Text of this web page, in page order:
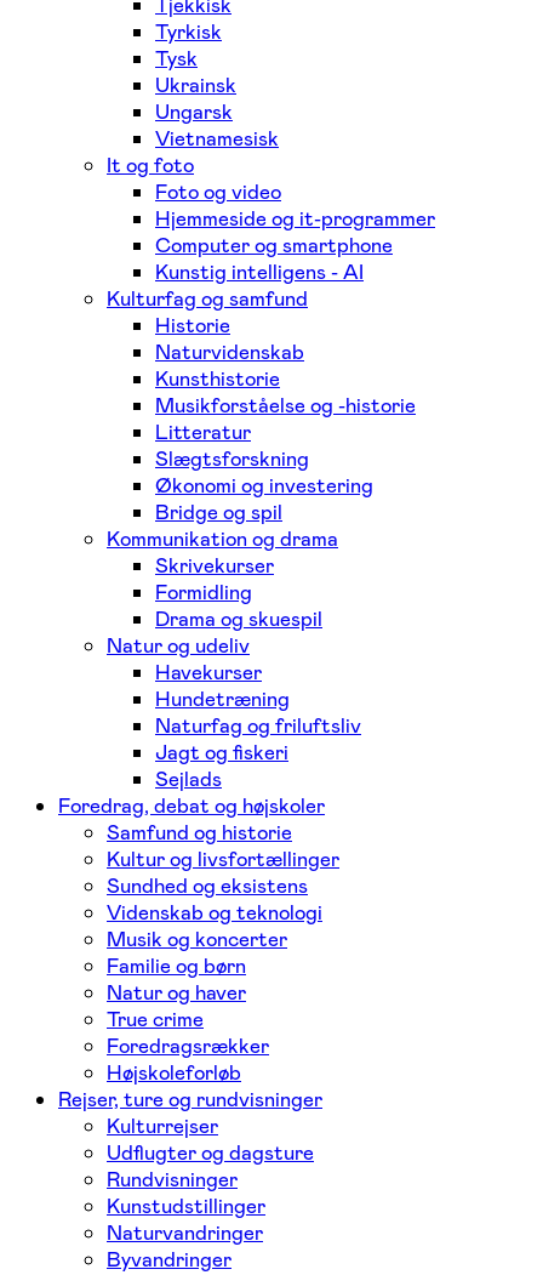
Tyrkisk
Tysk
Ukrainsk
Ungarsk
Vietnamesisk
It og foto
Foto og video
Hjemmeside og it-programmer
Computer og smartphone
Kunstig intelligens - AI
Kulturfag og samfund
Historie
Naturvidenskab
Kunsthistorie
Musikforståelse og -historie
Litteratur
Slægtsforskning
Økonomi og investering
Bridge og spil
Kommunikation og drama
Skrivekurser
Formidling
Drama og skuespil
Natur og udeliv
Havekurser
Hundetræning
Naturfag og friluftsliv
Jagt og fiskeri
Sejlads
Foredrag, debat og højskoler
Samfund og historie
Kultur og livsfortællinger
Sundhed og eksistens
Videnskab og teknologi
Musik og koncerter
Familie og børn
Natur og haver
True crime
Foredragsrækker
Højskoleforløb
Rejser, ture og rundvisninger
Kulturrejser
Udflugter og dagsture
Rundvisninger
Kunstudstillinger
Naturvandringer
Byvandringer